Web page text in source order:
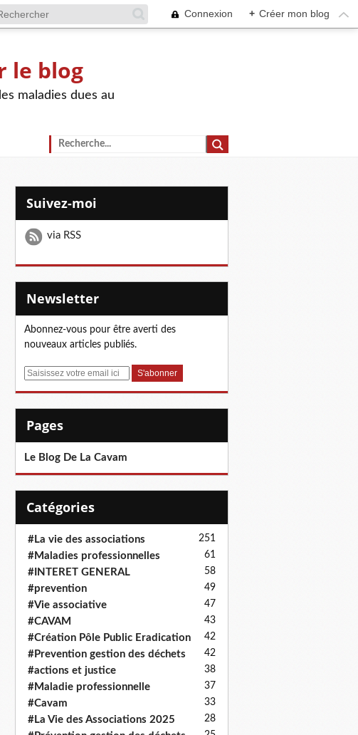
Connexion + Créer mon blog
le blog
maladies dues au
Suivez-moi
via RSS
Newsletter
Abonnez-vous pour être averti des
nouveaux articles publiés.
E
Pages
Le Blog De La Cavam
Catégories
#La vie des associations 251
#Maladies professionnelles 61
#INTERET GENERAL 58
#prevention 49
#Vie associative 47
#CAVAM 43
#Création Pôle Public Eradication 42
#Prevention gestion des déchets 42
#actions et justice 38
#Maladie professionnelle 37
#Cavam 33
#La Vie des Associations 2025 28